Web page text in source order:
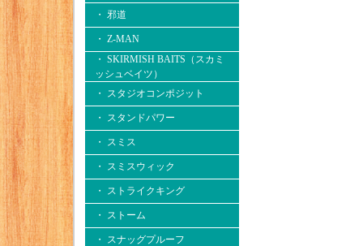
・ 邪道
・ Z-MAN
・ SKIRMISH BAITS（スカミ
ッシュベイツ）
・ スタジオコンポジット
・ スタンドパワー
・ スミス
・ スミスウィック
・ ストライクキング
・ ストーム
・ スナッグプルーフ